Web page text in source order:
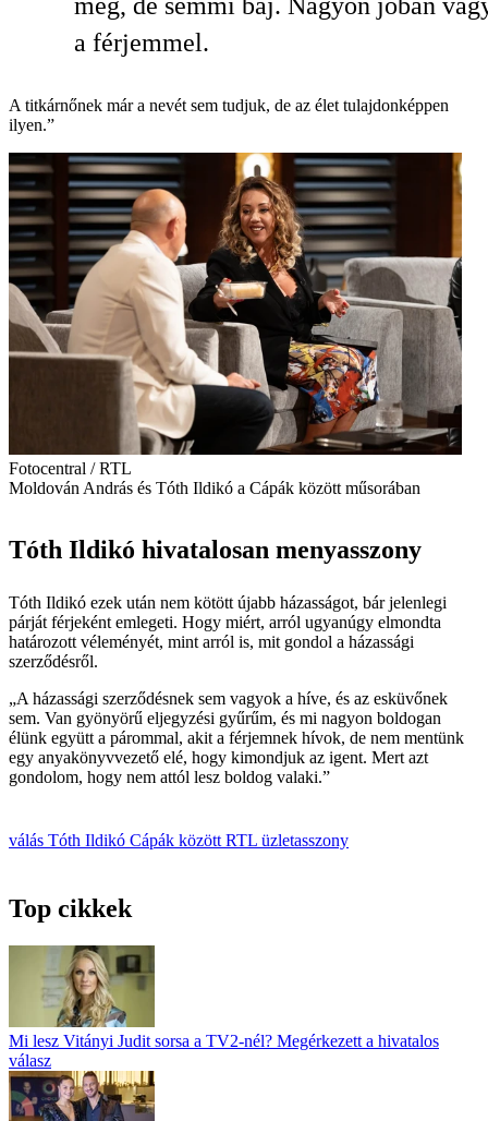
meg, de semmi baj. Nagyon jóban
a férjemmel.
A titkárnőnek már a nevét sem tudjuk, de az élet tulajdonképpen
ilyen.”
Fotocentral / RTL
Moldován András és Tóth Ildikó a Cápák között műsorában
Tóth Ildikó hivatalosan menyasszony
Tóth Ildikó ezek után nem kötött újabb házasságot, bár jelenlegi
párját férjeként emlegeti. Hogy miért, arról ugyanúgy elmondta
határozott véleményét, mint arról is, mit gondol a házassági
szerződésről.
„A házassági szerződésnek sem vagyok a híve, és az esküvőnek
sem. Van gyönyörű eljegyzési gyűrűm, és mi nagyon boldogan
élünk együtt a párommal, akit a férjemnek hívok, de nem mentünk
egy anyakönyvvezető elé, hogy kimondjuk az igent. Mert azt
gondolom, hogy nem attól lesz boldog valaki.”
válás Tóth Ildikó Cápák között RTL üzletasszony
Top cikkek
Mi lesz Vitányi Judit sorsa a TV2-nél? Megérkezett a hivatalos
válasz